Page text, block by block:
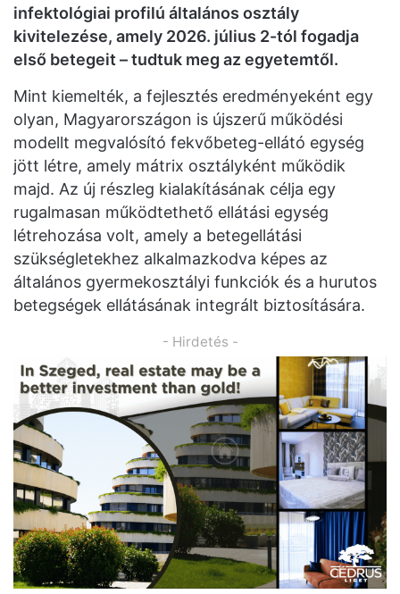
infektológiai profilú általános osztály
kivitelezése, amely 2026. július 2-tól fogadja
első betegeit – tudtuk meg az egyetemtől.
Mint kiemelték, a fejlesztés eredményeként egy
olyan, Magyarországon is újszerű működési
modellt megvalósító fekvőbeteg-ellátó egység
jött létre, amely mátrix osztályként működik
majd. Az új részleg kialakításának célja egy
rugalmasan működtethető ellátási egység
létrehozása volt, amely a betegellátási
szükségletekhez alkalmazkodva képes az
általános gyermekosztályi funkciók és a hurutos
betegségek ellátásának integrált biztosítására.
- Hirdetés -